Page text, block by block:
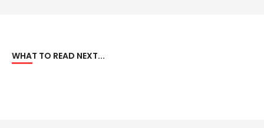
WHAT TO READ NEXT...